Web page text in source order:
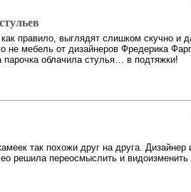
правило, выглядят слишком скучно и
не мебель от дизайнеров Фредерика
облачила стулья… в подтяжки!
так похожи друг на друга.
решила переосмыслить и